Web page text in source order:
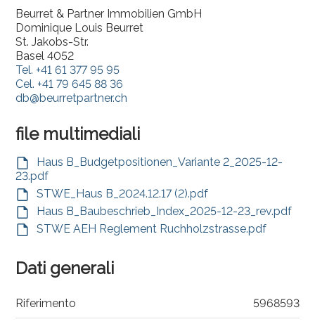
Beurret & Partner Immobilien GmbH
Dominique Louis Beurret
St. Jakobs-Str.
Basel 4052
Tel.+41 61 377 95 95
Cel.+41 79 645 88 36
db@beurretpartner.ch
file multimediali
Haus B_Budgetpositionen_Variante 2_2025-12-
23.pdf
STWE_Haus B_2024.12.17 (2).pdf
Haus B_Baubeschrieb_Index_2025-12-23_rev.pdf
STWE AEH Reglement Ruchholzstrasse.pdf
Dati generali
Riferimento 5968593